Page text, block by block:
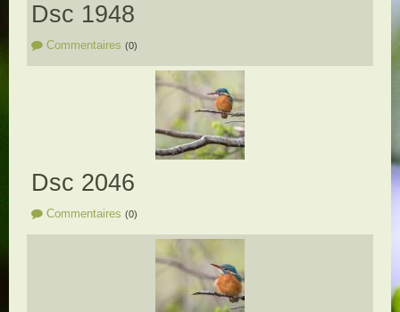
Dsc 1948
Commentaires (0)
Dsc 2046
Commentaires (0)